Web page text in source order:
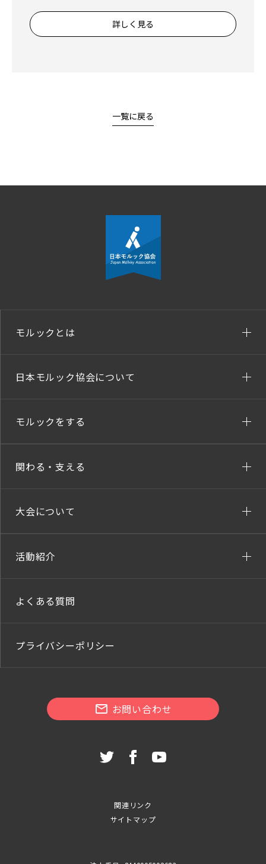
詳しく見る
一覧に戻る
モルックとは
日本モルック協会について
モルックをする
関わる・支える
大会について
活動紹介
よくある質問
プライバシーポリシー
お問い合わせ
関連リンク
サイトマップ